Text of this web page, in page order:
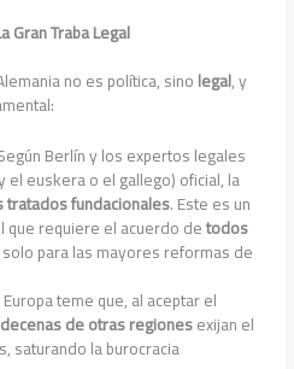
Gran Traba Legal
no es política, sinolegal, y
Berlín y los expertos legales
el euskera o el gallego) oficial, la
tratados fundacionales. Este es un
que requiere el acuerdo detodos
para las mayores reformas de
Europa teme que, al aceptar el
decenas de otras regionesexijan el
saturando la burocracia